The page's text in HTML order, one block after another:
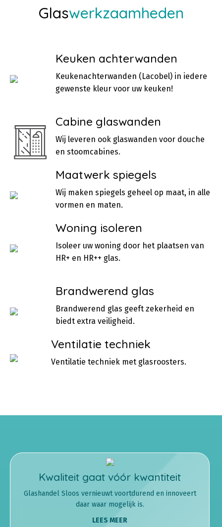
Glaswerkzaamheden
Keuken achterwanden
Keukenachterwanden (Lacobel) in iedere
gewenste kleur voor uw keuken!
Cabine glaswanden
Wij leveren ook glaswanden voor douche
en stoomcabines.
Maatwerk spiegels
Wij maken spiegels geheel op maat, in alle
vormen en maten.
Woning isoleren
Isoleer uw woning door het plaatsen van
HR+ en HR++ glas.
Brandwerend glas
Brandwerend glas geeft zekerheid en
biedt extra veiligheid.
Ventilatie techniek
Ventilatie techniek met glasroosters.
Kwaliteit gaat vóór kwantiteit
Glashandel Sloos vernieuwt voortdurend en innoveert
daar waar mogelijk is.
LEES MEER